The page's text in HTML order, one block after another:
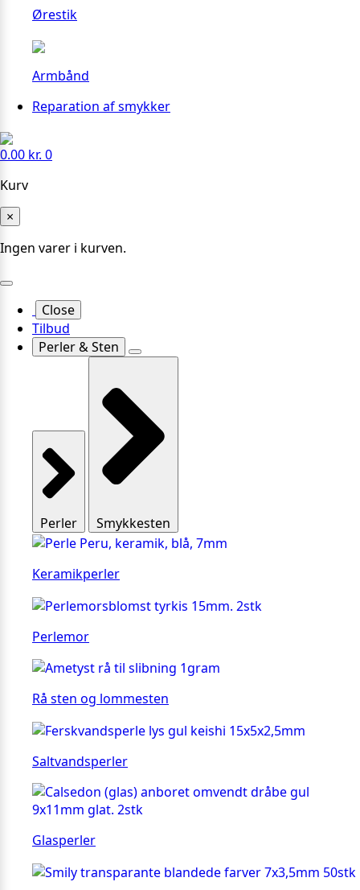
Ørestik
Armbånd
Reparation af smykker
0.00 kr. 0
Kurv
×
Ingen varer i kurven.
Close
Tilbud
Perler & Sten
Perler Smykkesten
Keramikperler
Perlemor
Rå sten og lommesten
Saltvandsperler
Glasperler